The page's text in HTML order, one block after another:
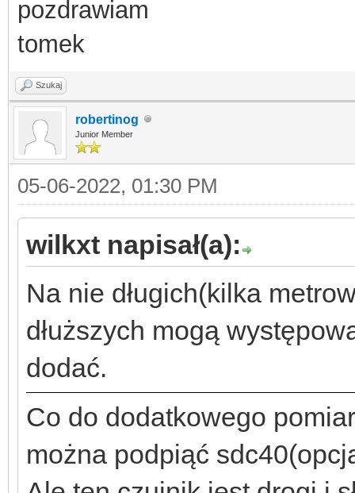
pozdrawiam
tomek
Szukaj
robertinog
Junior Member
05-06-2022, 01:30 PM
wilkxt napisał(a):
Na nie długich(kilka
dłuższych mogą
dodać.
Co do dodatkowego
można podpiąć